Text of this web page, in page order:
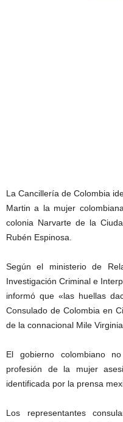
La Cancillería de Colombia
Martin a la mujer
colonia Narvarte de la
Rubén Espinosa.
Según el ministerio de
Investigación Criminal e
informó que «las huellas
Consulado de Colombia en
de la connacional Mile
El gobierno colombiano
profesión de la mujer
identificada por la prensa
Los representantes